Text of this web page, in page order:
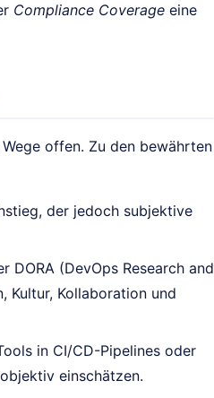
Compliance Coverage eine
offen. Zu den bewährten
der jedoch subjektive
(DevOps Research and
Kultur, Kollaboration und
in CI/CD-Pipelines oder
einschätzen.